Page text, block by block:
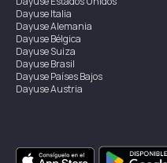
DayuseItalia
DayuseAlemania
DayuseBélgica
DayuseSuiza
DayuseBrasil
DayusePaíses Bajos
DayuseAustria
DayuseSingapur